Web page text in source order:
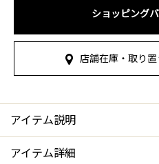
ショッピング
店舗在庫・取り
アイテム説明
アイテム詳細